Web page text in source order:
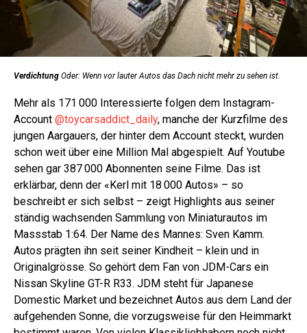
Verdichtung Oder: Wenn vor lauter Autos das Dach nicht mehr zu sehen ist.
Mehr als 171 000 Interessierte folgen dem Instagram-
Account @toy­cars­addict_­daily, manche der Kurzfilme des
jungen Aargauers, der hinter dem Account steckt, wurden
schon weit über eine Million Mal abgespielt. Auf Youtube
sehen gar 387 000 Abonnenten seine Filme. Das ist
erklärbar, denn der «Kerl mit 18 000 Autos» – so
beschreibt er sich selbst – zeigt Highlights aus seiner
ständig wachsenden Sammlung von Miniaturautos im
Massstab 1:64. Der Name des Mannes: Sven Kamm.
Autos prägten ihn seit seiner Kindheit – klein und in
Originalgrösse. So gehört dem Fan von JDM-Cars ein
Nissan Skyline GT-R R33. JDM steht für Japanese
Domestic Market und bezeichnet Autos aus dem Land der
aufgehenden Sonne, die vorzugsweise für den Heimmarkt